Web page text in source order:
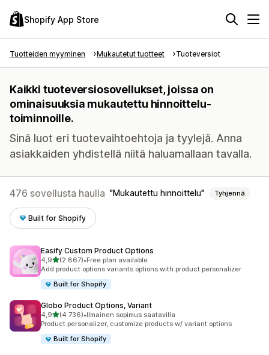
Shopify App Store
Tuotteiden myyminen Mukautetut tuotteet Tuoteversiot
Kaikki tuoteversiosovellukset, joissa on
ominaisuuksia mukautettu hinnoittelu-
toiminnoille.
Sinä luot eri tuotevaihtoehtoja ja tyylejä. Anna
asiakkaiden yhdistellä niitä haluamallaan tavalla.
476 sovellusta haulla Mukautettu hinnoittelu Tyhjennä
Built for Shopify
Easify Custom Product Options
4,9/ 5 tähteä
(2 867)
2867 arvostelua yhteensä
•Free plan available
Add product options variants options with product personalizer
Built for Shopify
Globo Product Options, Variant
4,9/ 5 tähteä
(4 736)
4736 arvostelua yhteensä
•Ilmainen sopimus saatavilla
Product personalizer, customize products w/ variant options
Built for Shopify